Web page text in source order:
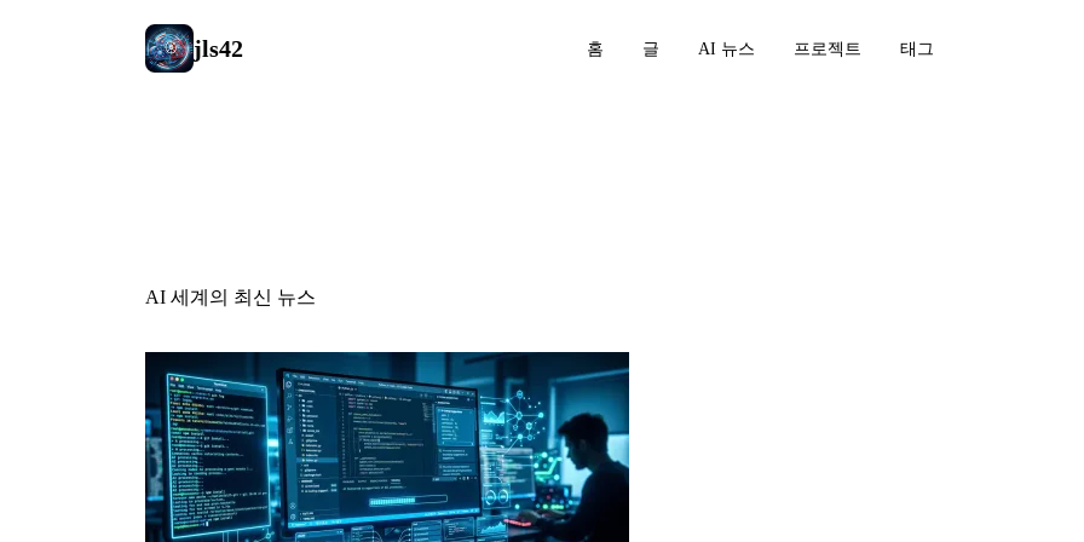
jls42 홈 글 AI 뉴스 프로젝트 태그
AI 세계의 최신 뉴스